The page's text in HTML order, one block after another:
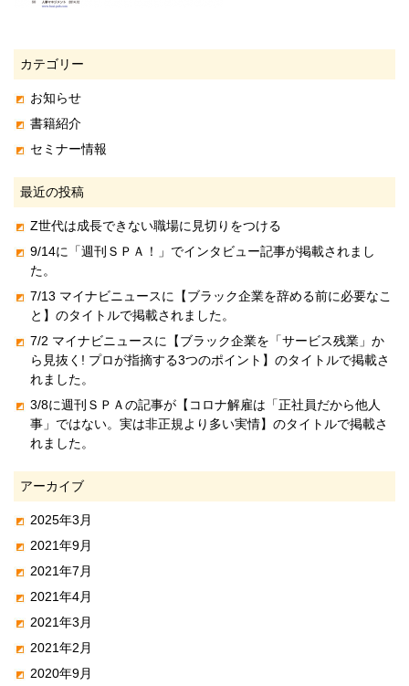
カテゴリー
お知らせ
書籍紹介
セミナー情報
最近の投稿
Z世代は成長できない職場に見切りをつける
9/14に「週刊ＳＰＡ！」でインタビュー記事が掲載されまし
た。
7/13 マイナビニュースに【ブラック企業を辞める前に必要なこ
と】のタイトルで掲載されました。
7/2 マイナビニュースに【ブラック企業を「サービス残業」か
ら見抜く! プロが指摘する3つのポイント】のタイトルで掲載さ
れました。
3/8に週刊ＳＰＡの記事が【コロナ解雇は「正社員だから他人
事」ではない。実は非正規より多い実情】のタイトルで掲載さ
れました。
アーカイブ
2025年3月
2021年9月
2021年7月
2021年4月
2021年3月
2021年2月
2020年9月